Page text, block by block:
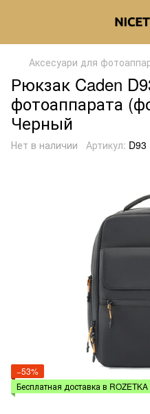
Аксесуари для
Рюкзак Caden
фотоаппарата
Черный
Нет в наличии Артикул: D93
−53%
Бесплатная доставка в ROZETKA